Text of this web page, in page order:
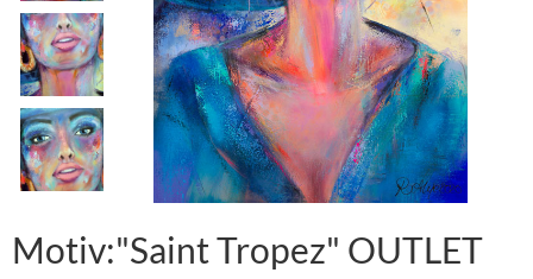
Motiv:"Saint Tropez" OUTLET